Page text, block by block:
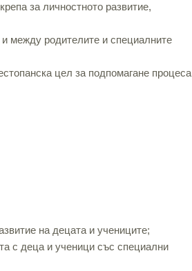
за личностното развитие,
между родителите и специалните
цел за подпомагане процеса
на децата и учениците;
с деца и ученици със специални